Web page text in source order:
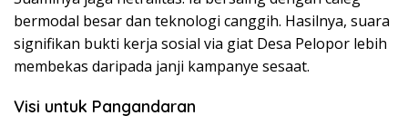
bermodal besar dan teknologi canggih. Hasilnya, suara
signifikan bukti kerja sosial via giat Desa Pelopor lebih
membekas daripada janji kampanye sesaat.
Visi untuk Pangandaran